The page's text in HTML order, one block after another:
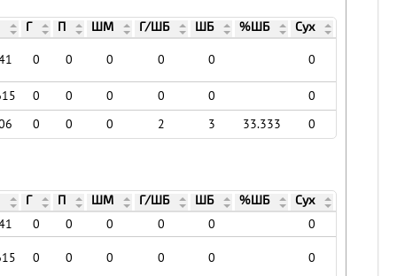
Г П ШМ Г/ШБ ШБ %ШБ Сух
0 0 0 0 0 0
0 0 0 0 0
0
0 0 0 2 3 33.333 0
Г П ШМ Г/ШБ ШБ %ШБ Сух
0 0 0 0 0 0
0 0 0 0 0 0